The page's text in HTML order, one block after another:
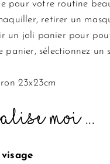
8,00€
À
20,00€
pour votre routine
retirer un
un joli panier pour
panier, sélectionnez
23x23cm
moi ...